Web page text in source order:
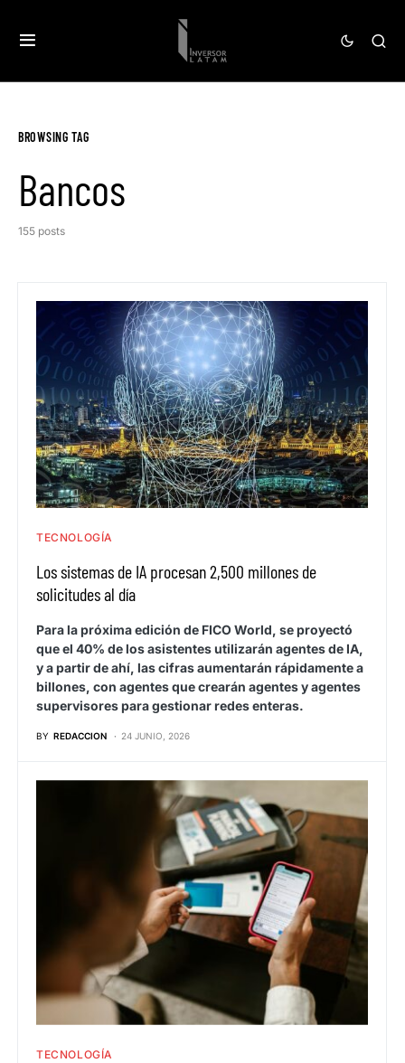
BROWSING TAG
Bancos
155 posts
TECNOLOGÍA
Los sistemas de IA procesan 2,500 millones de
solicitudes al día
Para la próxima edición de FICO World, se proyectó
que el 40% de los asistentes utilizarán agentes de IA,
y a partir de ahí, las cifras aumentarán rápidamente a
billones, con agentes que crearán agentes y agentes
supervisores para gestionar redes enteras.
BY REDACCION 24 JUNIO, 2026
TECNOLOGÍA